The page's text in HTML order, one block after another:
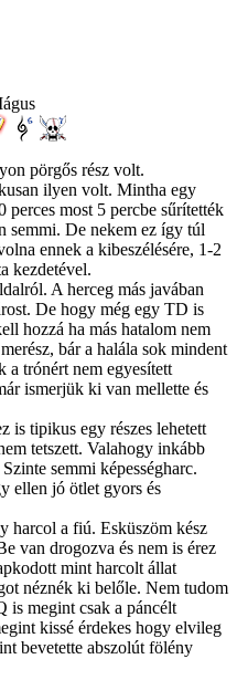
pörgős rész volt.
ilyen volt. Mintha egy
perces most 5 percbe sűrítették
semmi. De nekem ez így túl
ennek a kibeszélésére, 1-2
kezdetével.
A herceg más javában
De hogy még egy TD is
hozzá ha más hatalom nem
bár a halála sok mindent
a trónért nem egyesített
ismerjük ki van mellette és
is tipikus egy részes lehetett
tetszett. Valahogy inkább
semmi képességharc.
ellen jó ötlet gyors és
harcol a fiú. Esküszöm kész
van drogozva és nem is érez
mint harcolt állat
néznék ki belőle. Nem tudom
is megint csak a páncélt
kissé érdekes hogy elvileg
bevetette abszolút fölény